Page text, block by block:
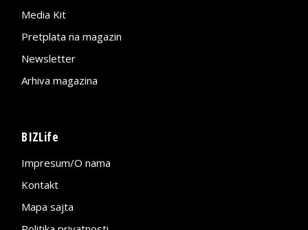
Media Kit
Pretplata na magazin
Newsletter
Arhiva magazina
BIZLife
Impresum/O nama
Kontakt
Mapa sajta